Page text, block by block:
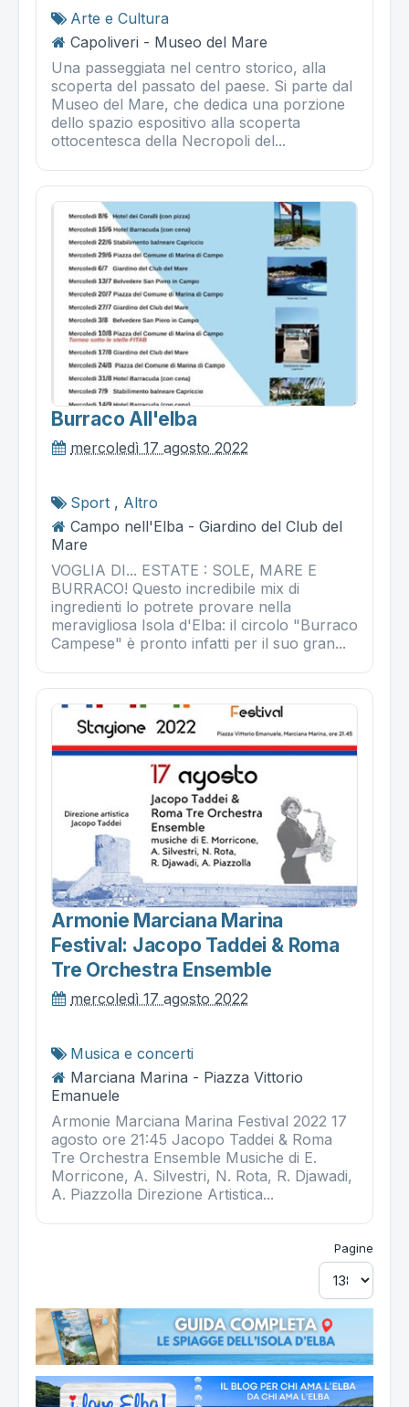
Arte e Cultura
Capoliveri - Museo del Mare
Una passeggiata nel centro storico, alla
scoperta del passato del paese. Si parte dal
Museo del Mare, che dedica una porzione
dello spazio espositivo alla scoperta
ottocentesca della Necropoli del...
Burraco All'elba
mercoledì 17 agosto 2022
Sport , Altro
Campo nell'Elba - Giardino del Club del
Mare
VOGLIA DI... ESTATE : SOLE, MARE E
BURRACO! Questo incredibile mix di
ingredienti lo potrete provare nella
meravigliosa Isola d'Elba: il circolo "Burraco
Campese" è pronto infatti per il suo gran...
Armonie Marciana Marina
Festival: Jacopo Taddei & Roma
Tre Orchestra Ensemble
mercoledì 17 agosto 2022
Musica e concerti
Marciana Marina - Piazza Vittorio
Emanuele
Armonie Marciana Marina Festival 2022 17
agosto ore 21:45 Jacopo Taddei & Roma
Tre Orchestra Ensemble Musiche di E.
Morricone, A. Silvestri, N. Rota, R. Djawadi,
A. Piazzolla Direzione Artistica...
Pagine